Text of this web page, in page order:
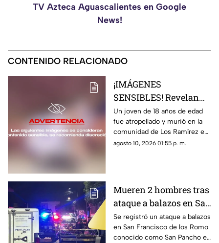
TV Azteca Aguascalientes en Google
News!
CONTENIDO RELACIONADO
¡IMÁGENES
SENSIBLES! Revelan
foto del joven que
murió al ser
atropellado en Jesús
María
Un joven de 18 años de edad
fue atropellado y murió en la
comunidad de Los Ramírez en
Jesús María; te contamos lo
agosto 10, 2026 01:55 p. m.
Mueren 2 hombres tras
ataque a balazos en San
Pancho hoy lunes 10 de
agosto; ¿cómo ocurrió?
Se registró un ataque a balazos
en San Francisco de los Romo
conocido como San Pancho en